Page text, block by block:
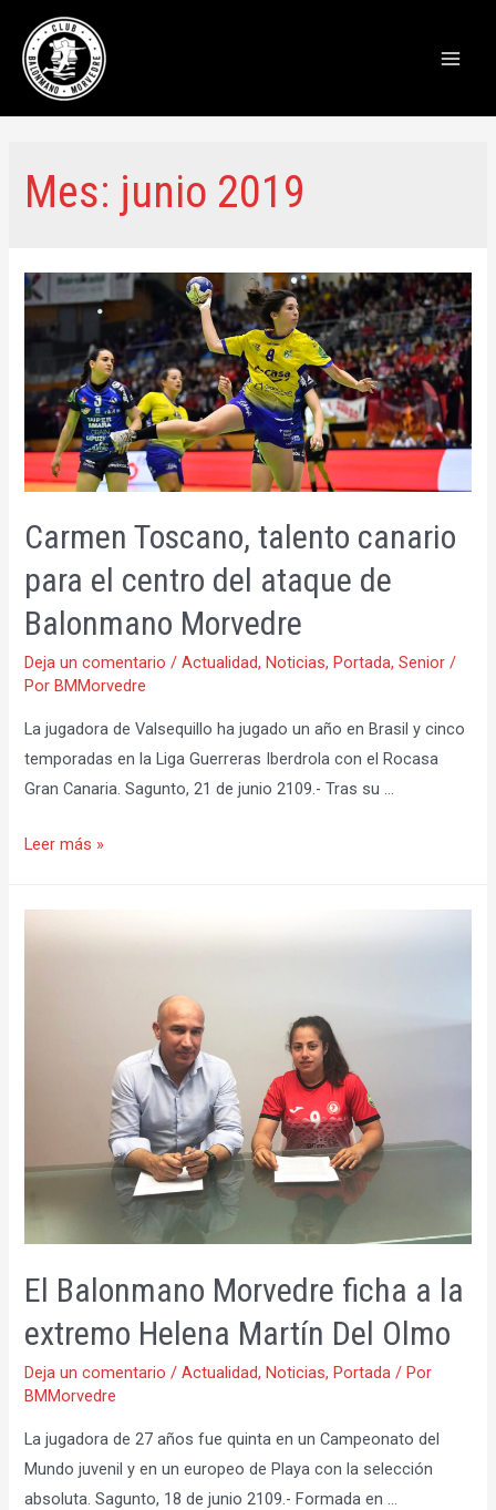
Mes: junio 2019
Carmen Toscano, talento canario
para el centro del ataque de
Balonmano Morvedre
Deja un comentario /Actualidad, Noticias, Portada,Senior /
Por BMMorvedre
La jugadora de Valsequillo ha jugado un año en Brasil y cinco
temporadas en la Liga Guerreras Iberdrola con el Rocasa
Gran Canaria. Sagunto, 21 de junio 2109.- Tras su …
Carmen
Morvedre
Leer más »
El Balonmano Morvedre ficha a la
extremo Helena Martín Del Olmo
Deja un comentario /Actualidad,Noticias,Portada / Por
BMMorvedre
La jugadora de 27 años fue quinta en un Campeonato del
Mundo juvenil y en un europeo de Playa con la selección
absoluta. Sagunto, 18 de junio 2109.- Formada en …